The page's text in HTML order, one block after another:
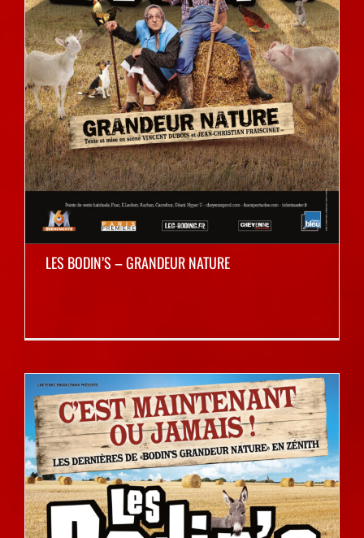
LES BODIN’S – GRANDEUR NATURE